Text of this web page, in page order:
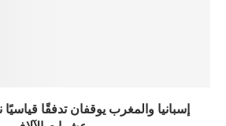
إسبانيا والمغرب يوقفان تدفقًا